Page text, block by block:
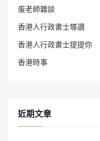
蛋老師雜談
香港人行政書士導讀
香港人行政書士提提你
香港時事
近期文章